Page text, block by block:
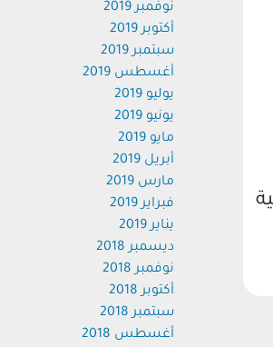
نوفمبر 2019
أكتوبر 2019
سبتمبر 2019
أغسطس 2019
يوليو 2019
يونيو 2019
مايو 2019
أبريل 2019
مارس 2019
فبراير 2019
يناير 2019
ديسمبر 2018
نوفمبر 2018
أكتوبر 2018
سبتمبر 2018
أغسطس 2018